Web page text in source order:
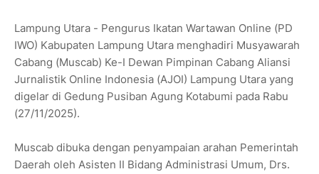
Lampung Utara - Pengurus Ikatan Wartawan Online (PD
IWO) Kabupaten Lampung Utara menghadiri Musyawarah
Cabang (Muscab) Ke-I Dewan Pimpinan Cabang Aliansi
Jurnalistik Online Indonesia (AJOI) Lampung Utara yang
digelar di Gedung Pusiban Agung Kotabumi pada Rabu
(27/11/2025).
Muscab dibuka dengan penyampaian arahan Pemerintah
Daerah oleh Asisten II Bidang Administrasi Umum, Drs.